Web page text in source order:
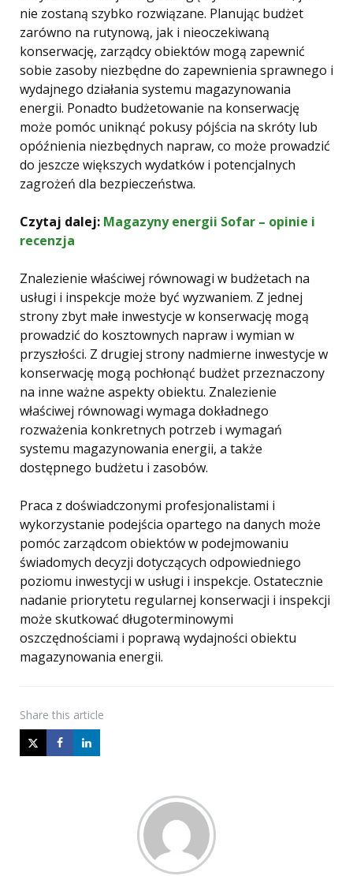
nie zostaną szybko rozwiązane. Planując budżet
zarówno na rutynową, jak i nieoczekiwaną
konserwację, zarządcy obiektów mogą zapewnić
sobie zasoby niezbędne do zapewnienia sprawnego i
wydajnego działania systemu magazynowania
energii. Ponadto budżetowanie na konserwację
może pomóc uniknąć pokusy pójścia na skróty lub
opóźnienia niezbędnych napraw, co może prowadzić
do jeszcze większych wydatków i potencjalnych
zagrożeń dla bezpieczeństwa.
Czytaj dalej: Magazyny energii Sofar – opinie i
recenzja
Znalezienie właściwej równowagi w budżetach na
usługi i inspekcje może być wyzwaniem. Z jednej
strony zbyt małe inwestycje w konserwację mogą
prowadzić do kosztownych napraw i wymian w
przyszłości. Z drugiej strony nadmierne inwestycje w
konserwację mogą pochłonąć budżet przeznaczony
na inne ważne aspekty obiektu. Znalezienie
właściwej równowagi wymaga dokładnego
rozważenia konkretnych potrzeb i wymagań
systemu magazynowania energii, a także
dostępnego budżetu i zasobów.
Praca z doświadczonymi profesjonalistami i
wykorzystanie podejścia opartego na danych może
pomóc zarządcom obiektów w podejmowaniu
świadomych decyzji dotyczących odpowiedniego
poziomu inwestycji w usługi i inspekcje. Ostatecznie
nadanie priorytetu regularnej konserwacji i inspekcji
może skutkować długoterminowymi
oszczędnościami i poprawą wydajności obiektu
magazynowania energii.
Share this article